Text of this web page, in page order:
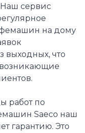
Наш сервис
на дому
выходных, что
возникающие
работ по
Saeco наш
гарантию. Это